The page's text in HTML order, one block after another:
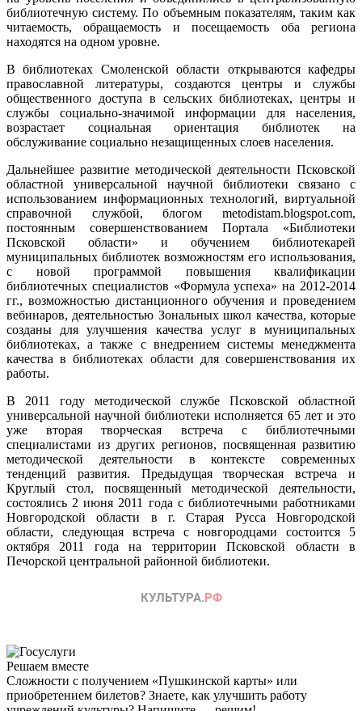
библиотечную систему. По объемным показателям, таким как
читаемость, обращаемость и посещаемость оба региона
находятся на одном уровне.
В библиотеках Смоленской области открываются кафедры
православной литературы, создаются центры и службы
общественного доступа в сельских библиотеках, центры и
службы социально-значимой информации для населения,
возрастает социальная ориентация библиотек на
обслуживание социально незащищенных слоев населения.
Дальнейшее развитие методической деятельности Псковской
областной универсальной научной библиотеки связано с
использованием информационных технологий, виртуальной
справочной службой, блогом metodistam.blogspot.com,
постоянным совершенствованием Портала «Библиотеки
Псковской области» и обучением библиотекарей
муниципальных библиотек возможностям его использования,
с новой программой повышения квалификации
библиотечных специалистов «Формула успеха» на 2012-2014
гг., возможностью дистанционного обучения и проведением
вебинаров, деятельностью Зональных школ качества, которые
созданы для улучшения качества услуг в муниципальных
библиотеках, а также с внедрением системы менеджмента
качества в библиотеках области для совершенствования их
работы.
В 2011 году методической службе Псковской областной
универсальной научной библиотеки исполняется 65 лет и это
уже вторая творческая встреча с библиотечными
специалистами из других регионов, посвященная развитию
методической деятельности в контексте современных
тенденций развития. Предыдущая творческая встреча и
Круглый стол, посвященный методической деятельности,
состоялись 2 июня 2011 года с библиотечными работниками
Новгородской области в г. Старая Русса Новгородской
области, следующая встреча с новгородцами состоится 5
октября 2011 года на территории Псковской области в
Печорской центральной районной библиотеки.
Решаем вместе
Сложности с получением «Пушкинской карты» или
приобретением билетов? Знаете, как улучшить работу